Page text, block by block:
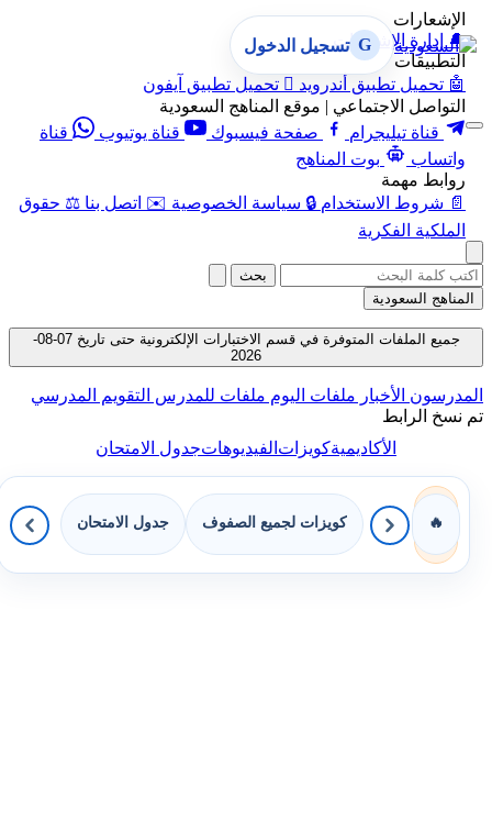
الإشعارات
🔔
إدارة الإشعارات
التطبيقات
🤖 تحميل تطبيق أندرويد  تحميل تطبيق آيفون
التواصل الاجتماعي | موقع المناهج السعودية
قناة تيليجرام
صفحة فيسبوك قناة يوتيوب
قناة
واتساب
بوت المناهج
روابط مهمة
📄 شروط الاستخدام 🔒 سياسة الخصوصية ✉️ اتصل بنا ⚖️ حقوق
الملكية الفكرية
G تسجيل الدخول
بحث
المناهج السعودية
جميع الملفات المتوفرة في قسم الاختبارات الإلكترونية حتى تاريخ 07-08-
2026
المدرسون الأخبار ملفات اليوم ملفات للمدرس التقويم المدرسي
تم نسخ الرابط
الأكاديميةكويزاتالفيديوهاتجدول الامتحان
🔥 كويزات لجميع الصفوف جدول الامتحان